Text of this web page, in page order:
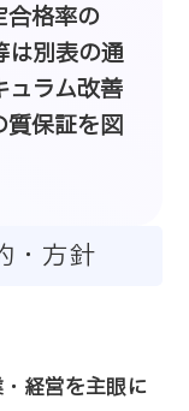
合格率の
は別表の通
ュラム改善
質保証を図
・方針
経営を主眼に